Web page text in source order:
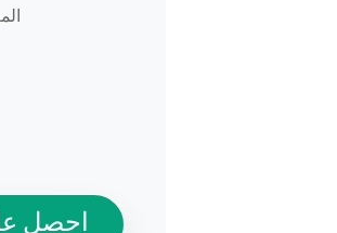
احصل